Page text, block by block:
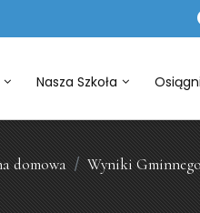
Nasza Szkoła
domowa Wyniki